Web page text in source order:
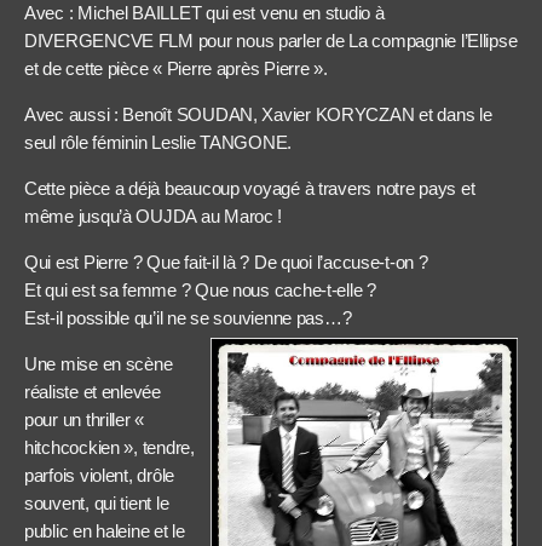
Avec : Michel BAILLET qui est venu en studio à
DIVERGENCVE FLM pour nous parler de La compagnie l’Ellipse
et de cette pièce « Pierre après Pierre ».
Avec aussi : Benoît SOUDAN, Xavier KORYCZAN et dans le
seul rôle féminin Leslie TANGONE.
Cette pièce a déjà beaucoup voyagé à travers notre pays et
même jusqu’à OUJDA au Maroc !
Qui est Pierre ? Que fait-il là ? De quoi l’accuse-t-on ?
Et qui est sa femme ? Que nous cache-t-elle ?
Est-il possible qu’il ne se souvienne pas…?
Une mise en scène
réaliste et enlevée
pour un thriller «
hitchcockien », tendre,
parfois violent, drôle
souvent, qui tient le
public en haleine et le